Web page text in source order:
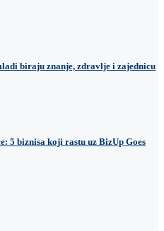
biraju znanje, zdravlje i zajednicu
5 biznisa koji rastu uz BizUp Goes